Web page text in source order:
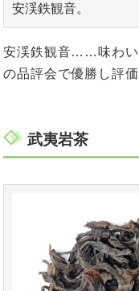
安渓鉄観音。
安渓鉄観音……味わい
の品評会で優勝し評
武夷岩茶